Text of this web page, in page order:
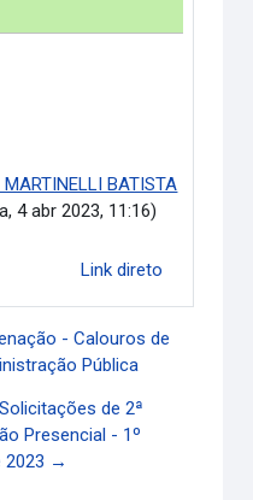
MARTINELLI BATISTA
4 abr 2023, 11:16)
Link direto
- Calouros de
Pública
de 2ª
Presencial - 1º
2023 →